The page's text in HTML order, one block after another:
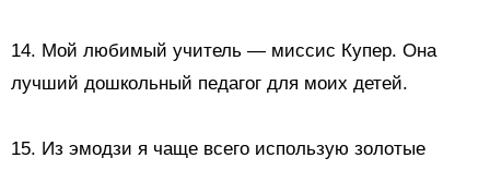
14. Мой любимый учитель — миссис Купер. Она
лучший дошкольный педагог для моих детей.
15. Из эмодзи я чаще всего использую золотые